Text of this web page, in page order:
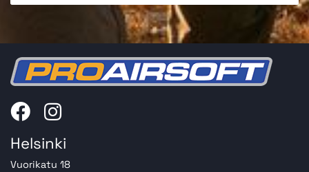
Helsinki
Vuorikatu 18